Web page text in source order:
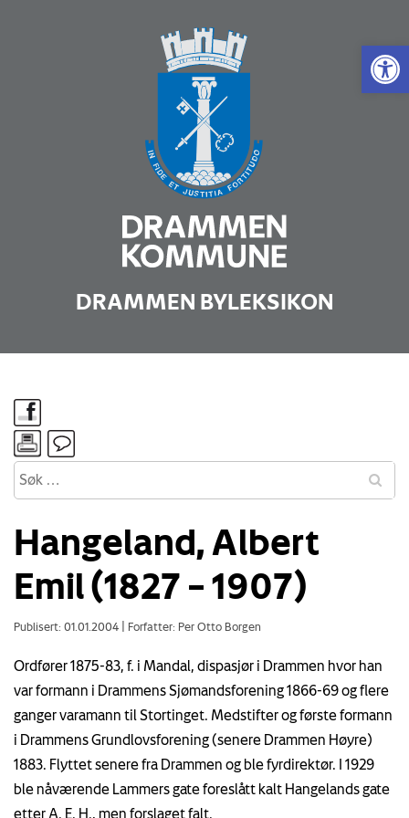
Vis
DRAMMEN BYLEKSIKON
Hangeland, Albert
Emil (1827 – 1907)
Publisert: 01.01.2004 Forfatter: Per Otto Borgen
Ordfører 1875-83, f. i Mandal, dispasjør i Drammen hvor han
var formann i Drammens Sjømandsforening 1866-69 og flere
ganger varamann til Stortinget. Medstifter og første formann
i Drammens Grundlovsforening (senere Drammen Høyre)
1883. Flyttet senere fra Drammen og ble fyrdirektør. I 1929
ble nåværende Lammers gate foreslått kalt Hangelands gate
etter A. E. H., men forslaget falt.